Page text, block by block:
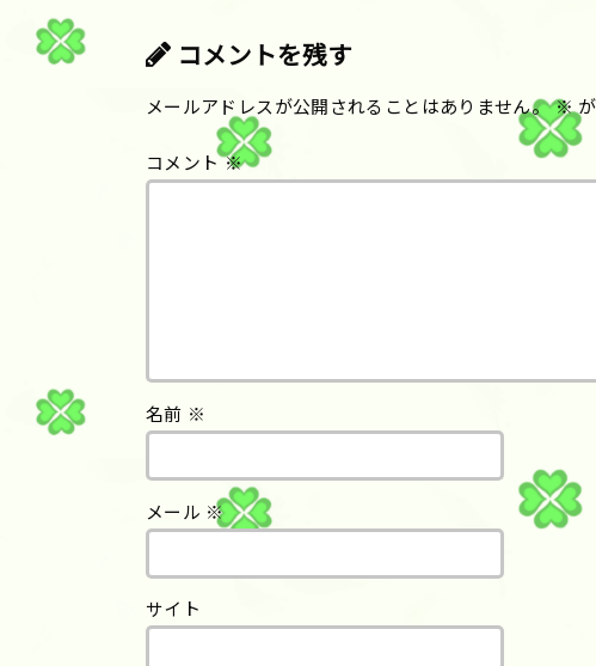
コメントを残す
メールアドレスが公開されることはありません。 ※が
コメント※
名前 ※
メール ※
サイト